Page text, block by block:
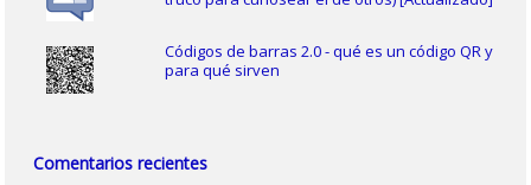
Códigos de barras 2.0 - qué es un código QR y
para qué sirven
Comentarios recientes